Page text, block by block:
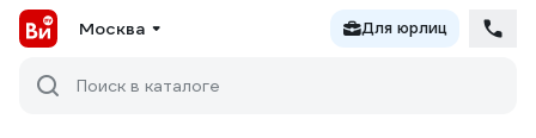
Москва Для юрлиц
Поиск в каталоге